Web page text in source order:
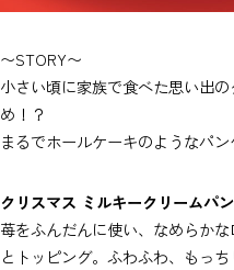
〜STORY〜
小さい頃に家族で食べた思い出
め！？
まるでホールケーキのようなパン
クリスマス ミルキークリームパ
苺をふんだんに使い、なめらか
とトッピング。ふわふわ、もっ